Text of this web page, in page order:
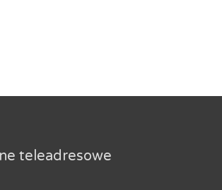
teleadresowe